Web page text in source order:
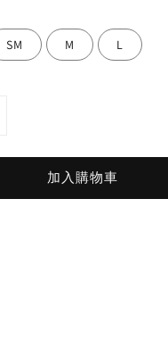
SM M L
加入購物車